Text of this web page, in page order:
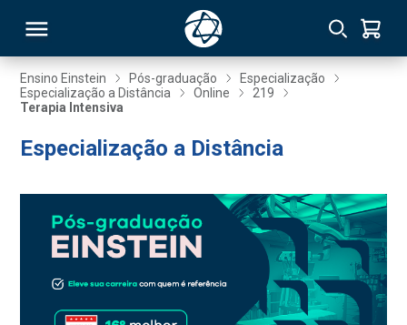
Ensino Einstein Pós-graduação
Especialização
Especialização a Distância
Online
219
Terapia Intensiva
Especialização a Distância